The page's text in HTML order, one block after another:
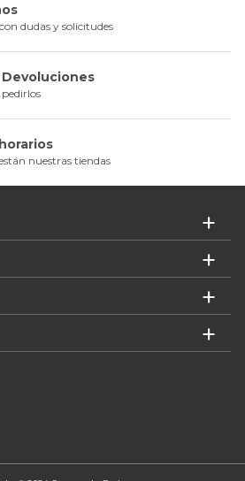
dudas y solicitudes
Devoluciones
nuestras tiendas